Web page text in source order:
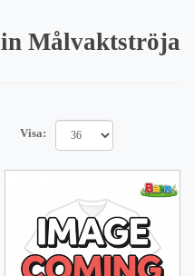
Målvaktströja
Visa: